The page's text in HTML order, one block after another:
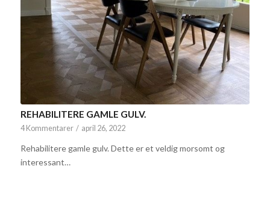
REHABILITERE GAMLE GULV.
4 Kommentarer / april 26, 2022
Rehabilitere gamle gulv. Dette er et veldig morsomt og
interessant…